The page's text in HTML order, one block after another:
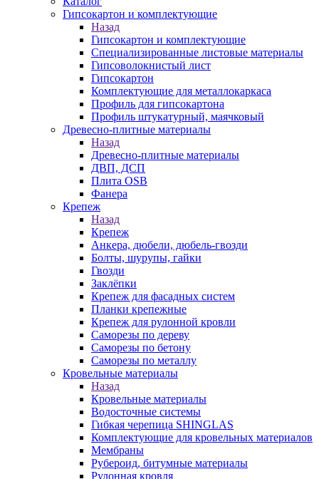
Гипсокартон и комплектующие
Назад
Гипсокартон и комплектующие
Специализированные листовые материалы
Гипсоволокнистый лист
Гипсокартон
Комплектующие для металлокаркаса
Профиль для гипсокартона
Профиль штукатурный, маячковый
Древесно-плитные материалы
Назад
Древесно-плитные материалы
ДВП, ДСП
Плита OSB
Фанера
Крепеж
Назад
Крепеж
Анкера, дюбели, дюбель-гвозди
Болты, шурупы, гайки
Гвозди
Заклёпки
Крепеж для фасадных систем
Планки крепежные
Крепеж для рулонной кровли
Саморезы по дереву
Саморезы по бетону
Саморезы по металлу
Кровельные материалы
Назад
Кровельные материалы
Водосточные системы
Гибкая черепица SHINGLAS
Комплектующие для кровельных материалов
Мембраны
Рубероид, битумные материалы
Рулонная кровля